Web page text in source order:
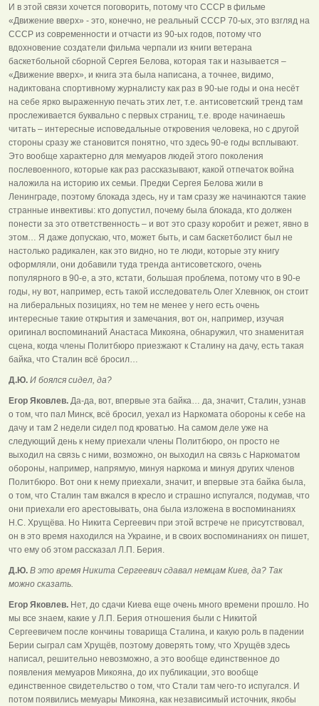
И в этой связи хочется поговорить, потому что СССР в фильме
«Движение вверх» - это, конечно, не реальный СССР 70-ых, это взгляд на
СССР из современности и отчасти из 90-ых годов, потому что
вдохновение создатели фильма черпали из книги ветерана
баскетбольной сборной Сергея Белова, которая так и называется –
«Движение вверх», и книга эта была написана, а точнее, видимо,
надиктована спортивному журналисту как раз в 90-ые годы и она несёт
на себе ярко выраженную печать этих лет, т.е. антисоветский тренд там
прослеживается буквально с первых страниц, т.е. вроде начинаешь
читать – интересные исповедальные откровения человека, но с другой
стороны сразу же становится понятно, что здесь 90-е годы всплывают.
Это вообще характерно для мемуаров людей этого поколения
послевоенного, которые как раз рассказывают, какой отпечаток война
наложила на историю их семьи. Предки Сергея Белова жили в
Ленинграде, поэтому блокада здесь, ну и там сразу же начинаются такие
странные инвективы: кто допустил, почему была блокада, кто должен
понести за это ответственность – и вот это сразу коробит и режет, явно в
этом… Я даже допускаю, что, может быть, и сам баскетболист был не
настолько радикален, как это видно, но те люди, которые эту книгу
оформляли, они добавили туда тренда антисоветского, очень
популярного в 90-е, а это, кстати, большая проблема, потому что в 90-е
годы, ну вот, например, есть такой исследователь Олег Хлевнюк, он стоит
на либеральных позициях, но тем не менее у него есть очень
интересные такие открытия и замечания, вот он, например, изучая
оригинал воспоминаний Анастаса Микояна, обнаружил, что знаменитая
сцена, когда члены Политбюро приезжают к Сталину на дачу, есть такая
байка, что Сталин всё бросил…
Д.Ю. И боялся сидел, да?
Егор Яковлев. Да-да, вот, впервые эта байка… да, значит, Сталин, узнав
о том, что пал Минск, всё бросил, уехал из Наркомата обороны к себе на
дачу и там 2 недели сидел под кроватью. На самом деле уже на
следующий день к нему приехали члены Политбюро, он просто не
выходил на связь с ними, возможно, он выходил на связь с Наркоматом
обороны, например, напрямую, минуя наркома и минуя других членов
Политбюро. Вот они к нему приехали, значит, и впервые эта байка была,
о том, что Сталин там вжался в кресло и страшно испугался, подумав, что
они приехали его арестовывать, она была изложена в воспоминаниях
Н.С. Хрущёва. Но Никита Сергеевич при этой встрече не присутствовал,
он в это время находился на Украине, и в своих воспоминаниях он пишет,
что ему об этом рассказал Л.П. Берия.
Д.Ю. В это время Никита Сергеевич сдавал немцам Киев, да? Так
можно сказать.
Егор Яковлев. Нет, до сдачи Киева еще очень много времени прошло. Но
мы все знаем, какие у Л.П. Берия отношения были с Никитой
Сергеевичем после кончины товарища Сталина, и какую роль в падении
Берии сыграл сам Хрущёв, поэтому доверять тому, что Хрущёв здесь
написал, решительно невозможно, а это вообще единственное до
появления мемуаров Микояна, до их публикации, это вообще
единственное свидетельство о том, что Стали там чего-то испугался. И
потом появились мемуары Микояна, как независимый источник, якобы